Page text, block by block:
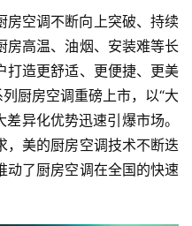
房空调不断向上突破、持续
房高温、油烟、安装难等长
打造更舒适、更便捷、更美
厨房空调重磅上市，以“大
差异化优势迅速引爆市场。
，美的厨房空调技术不断迭
动了厨房空调在全国的快速